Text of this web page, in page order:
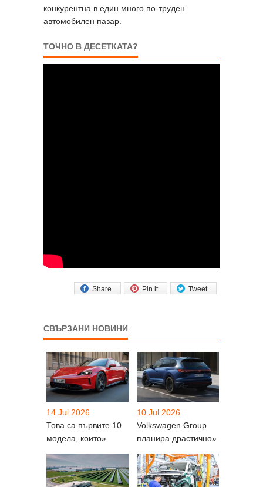
конкурентна в един много по-труден
автомобилен пазар.
ТОЧНО В ДЕСЕТКАТА?
Tweet
Pin it
Share
СВЪРЗАНИ НОВИНИ
14 Jul 2026
Това са първите 10
модела, които»
10 Jul 2026
Volkswagen Group
планира драстично»